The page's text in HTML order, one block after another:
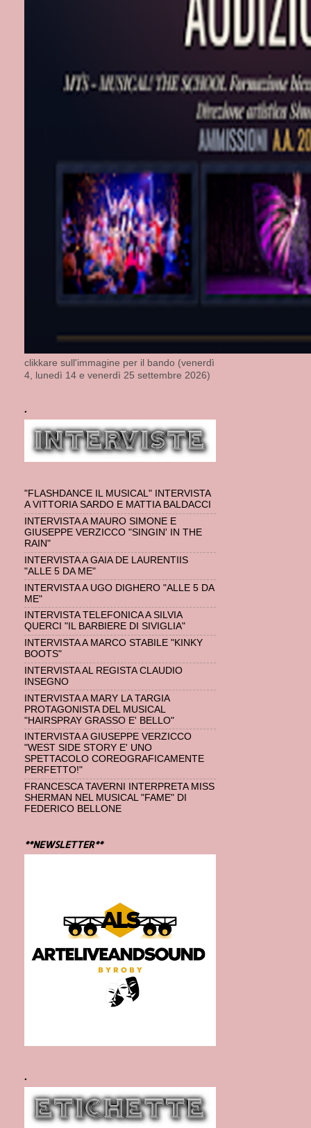
Post più
Iscriviti a:
clikkare sull'immagine per il bando (venerdì
4, lunedì 14 e venerdì 25 settembre 2026)
.
"FLASHDANCE IL MUSICAL" INTERVISTA
A VITTORIA SARDO E MATTIA BALDACCI
INTERVISTA A MAURO SIMONE E
GIUSEPPE VERZICCO "SINGIN' IN THE
RAIN"
INTERVISTA A GAIA DE LAURENTIIS
"ALLE 5 DA ME"
INTERVISTA A UGO DIGHERO "ALLE 5 DA
ME"
INTERVISTA TELEFONICA A SILVIA
QUERCI "IL BARBIERE DI SIVIGLIA"
INTERVISTA A MARCO STABILE "KINKY
BOOTS"
INTERVISTA AL REGISTA CLAUDIO
INSEGNO
INTERVISTA A MARY LA TARGIA
PROTAGONISTA DEL MUSICAL
"HAIRSPRAY GRASSO E' BELLO"
INTERVISTA A GIUSEPPE VERZICCO
"WEST SIDE STORY E' UNO
SPETTACOLO COREOGRAFICAMENTE
PERFETTO!"
FRANCESCA TAVERNI INTERPRETA MISS
SHERMAN NEL MUSICAL "FAME" DI
FEDERICO BELLONE
**NEWSLETTER**
.